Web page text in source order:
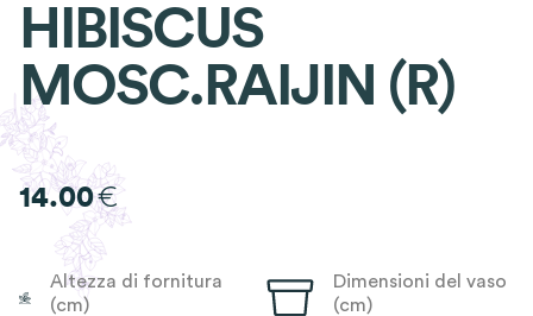
HIBISCUS
MOSC.RAIJIN (R)
14.00€
Altezza di fornitura
(cm)
Dimensioni del vaso
(cm)